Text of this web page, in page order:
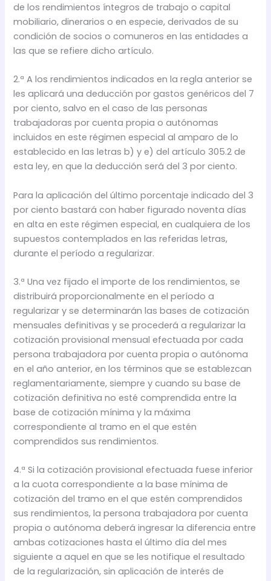
de los rendimientos íntegros de trabajo o capital
mobiliario, dinerarios o en especie, derivados de su
condición de socios o comuneros en las entidades a
las que se refiere dicho artículo.
2.ª A los rendimientos indicados en la regla anterior se
les aplicará una deducción por gastos genéricos del 7
por ciento, salvo en el caso de las personas
trabajadoras por cuenta propia o autónomas
incluidos en este régimen especial al amparo de lo
establecido en las letras b) y e) del artículo 305.2 de
esta ley, en que la deducción será del 3 por ciento.
Para la aplicación del último porcentaje indicado del 3
por ciento bastará con haber figurado noventa días
en alta en este régimen especial, en cualquiera de los
supuestos contemplados en las referidas letras,
durante el período a regularizar.
3.ª Una vez fijado el importe de los rendimientos, se
distribuirá proporcionalmente en el período a
regularizar y se determinarán las bases de cotización
mensuales definitivas y se procederá a regularizar la
cotización provisional mensual efectuada por cada
persona trabajadora por cuenta propia o autónoma
en el año anterior, en los términos que se establezcan
reglamentariamente, siempre y cuando su base de
cotización definitiva no esté comprendida entre la
base de cotización mínima y la máxima
correspondiente al tramo en el que estén
comprendidos sus rendimientos.
4.ª Si la cotización provisional efectuada fuese inferior
a la cuota correspondiente a la base mínima de
cotización del tramo en el que estén comprendidos
sus rendimientos, la persona trabajadora por cuenta
propia o autónoma deberá ingresar la diferencia entre
ambas cotizaciones hasta el último día del mes
siguiente a aquel en que se les notifique el resultado
de la regularización, sin aplicación de interés de